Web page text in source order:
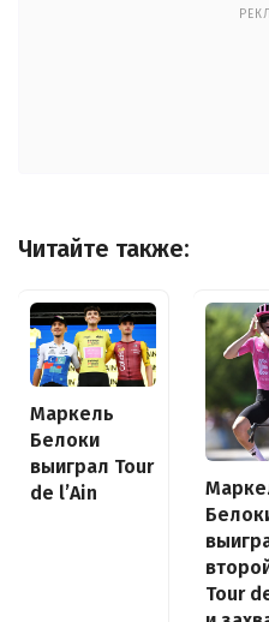
Читайте также:
Маркель
Белоки
выиграл Tour
de l’Ain
Tour